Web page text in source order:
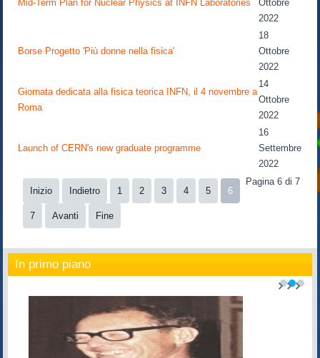
Mid-Term Plan for Nuclear Physics at INFN Laboratories
Ottobre
2022
Borse Progetto 'Più donne nella fisica'
18
Ottobre
2022
Giornata dedicata alla fisica teorica INFN, il 4 novembre a
Roma
14
Ottobre
2022
Launch of CERN's new graduate programme
16
Settembre
2022
Pagina 6 di 7
Inizio
Indietro 1 2 3 4 5 6
7 Avanti Fine
In primo piano